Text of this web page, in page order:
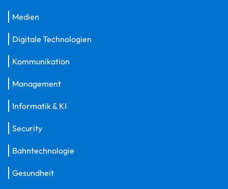
Medien
Digitale Technologien
Kommunikation
Management
Informatik & KI
Security
Bahntechnologie
Gesundheit